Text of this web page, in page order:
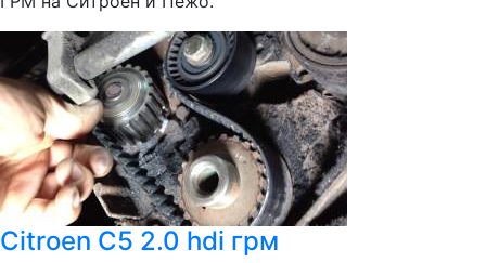
Citroen C5 2.0 hdi грм